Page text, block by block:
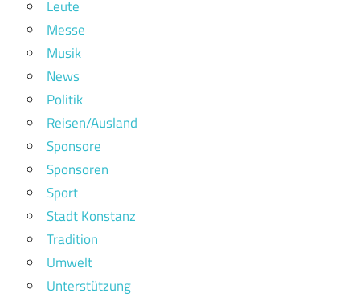
Leute
Messe
Musik
News
Politik
Reisen/Ausland
Sponsore
Sponsoren
Sport
Stadt Konstanz
Tradition
Umwelt
Unterstützung